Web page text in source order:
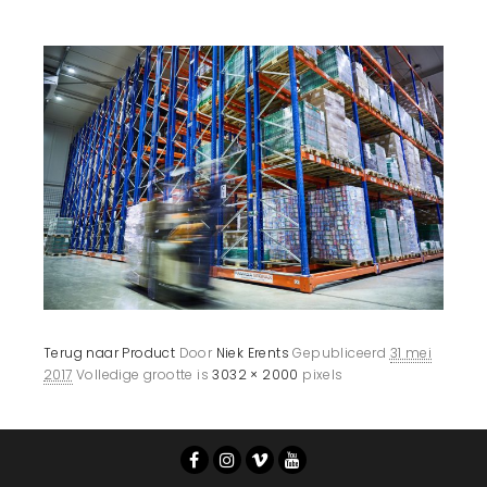
Terug naar Product Door Niek Erents Gepubliceerd 31 mei
2017 Volledige grootte is3032 × 2000 pixels